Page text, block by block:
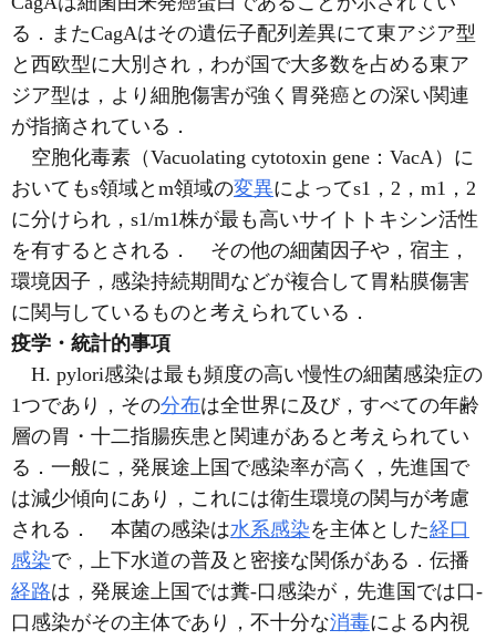
る．またCagAはその遺伝子配列差異にて東アジア型
と西欧型に大別され，わが国で大多数を占める東ア
ジア型は，より細胞傷害が強く胃発癌との深い関連
が指摘されている．
空胞化毒素（Vacuolating cytotoxin gene：VacA）に
おいてもs領域とm領域の変異によってs1，2，m1，2
に分けられ，s1/m1株が最も高いサイトトキシン活性
を有するとされる． その他の細菌因子や，宿主，
環境因子，感染持続期間などが複合して胃粘膜傷害
に関与しているものと考えられている．
疫学・統計的事項
H. pylori感染は最も頻度の高い慢性の細菌感染症の
1つであり，その分布は全世界に及び，すべての年齢
層の胃・十二指腸疾患と関連があると考えられてい
る．一般に，発展途上国で感染率が高く，先進国で
は減少傾向にあり，これには衛生環境の関与が考慮
される． 本菌の感染は水系感染を主体とした経口
感染で，上下水道の普及と密接な関係がある．伝播
経路は，発展途上国では糞-口感染が，先進国では口-
口感染がその主体であり，不十分な消毒による内視